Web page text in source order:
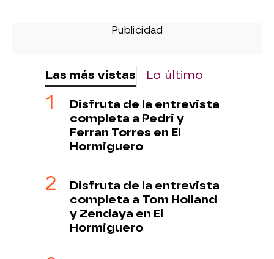
Las más vistas Lo último
Disfruta de la entrevista
completa a Pedri y
Ferran Torres en El
Hormiguero
Disfruta de la entrevista
completa a Tom Holland
y Zendaya en El
Hormiguero